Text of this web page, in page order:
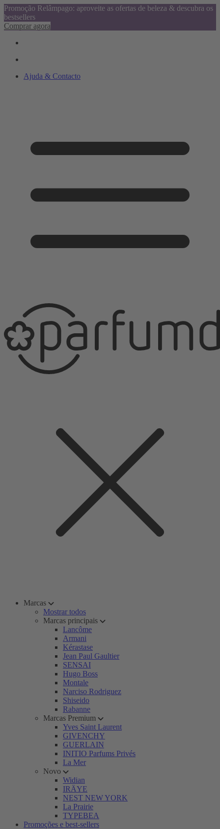
Promoção Relâmpago: aproveite as ofertas de beleza & descubra os
bestsellers
Comprar agora
Ajuda & Contacto
Marcas
Mostrar todos
Marcas principais
Lancôme
Armani
Kérastase
Jean Paul Gaultier
SENSAI
Hugo Boss
Montale
Narciso Rodriguez
Shiseido
Rabanne
Marcas Premium
Yves Saint Laurent
GIVENCHY
GUERLAIN
INITIO Parfums Privés
La Mer
Novo
Widian
IRÄYE
NEST NEW YORK
La Prairie
TYPEBEA
Promoções e best-sellers